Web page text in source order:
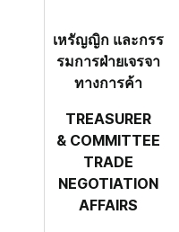
เหรัญญิก และกรร
รมการฝ่ายเจรจา
ทางการค้า
TREASURER
& COMMITTEE
TRADE
NEGOTIATION
AFFAIRS